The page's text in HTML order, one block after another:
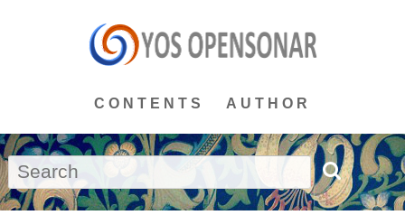
CONTENTS AUTHOR